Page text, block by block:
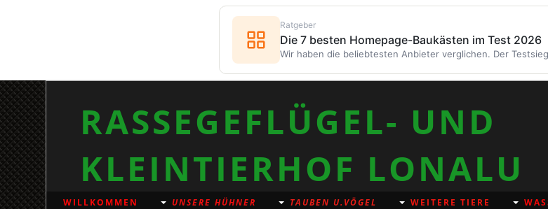
RASSEGEFLÜGEL- UND
KLEINTIERHOF LONALU
WILLKOMMEN UNSERE HÜHNER TAUBEN U.VÖGEL WEITERE TIERE
Ratgeber
Die 7 besten Homepage-Baukästen im Test 2026
Wir haben die beliebtesten Anbieter verglichen. Der